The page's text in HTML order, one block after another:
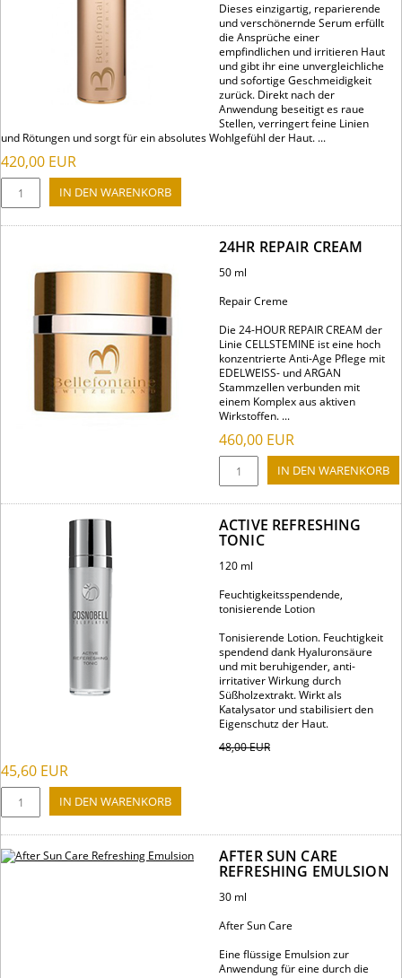
Dieses einzigartig, reparierende
und verschönernde Serum erfüllt
die Ansprüche einer
empfindlichen und irritieren Haut
und gibt ihr eine unvergleichliche
und sofortige Geschmeidigkeit
zurück. Direkt nach der
Anwendung beseitigt es raue
Stellen, verringert feine Linien
und Rötungen und sorgt für ein absolutes Wohlgefühl der Haut. ...
420,00 EUR
24HR REPAIR CREAM
50 ml
Repair Creme
Die 24-HOUR REPAIR CREAM der
Linie CELLSTEMINE ist eine hoch
konzentrierte Anti-Age Pflege mit
EDELWEISS- und ARGAN
Stammzellen verbunden mit
einem Komplex aus aktiven
Wirkstoffen. ...
460,00 EUR
ACTIVE REFRESHING
TONIC
120 ml
Feuchtigkeitsspendende,
tonisierende Lotion
Tonisierende Lotion. Feuchtigkeit
spendend dank Hyaluronsäure
und mit beruhigender, anti-
irritativer Wirkung durch
Süßholzextrakt. Wirkt als
Katalysator und stabilisiert den
Eigenschutz der Haut.
48,00EUR
45,60 EUR
AFTER SUN CARE
REFRESHING EMULSION
30 ml
After Sun Care
Eine flüssige Emulsion zur
Anwendung für eine durch die